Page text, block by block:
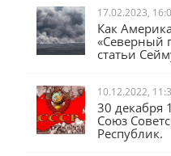
17.02.2023,
Как
«Северный
статьи
10.12.2022,
30 декабря
Союз
Республик.